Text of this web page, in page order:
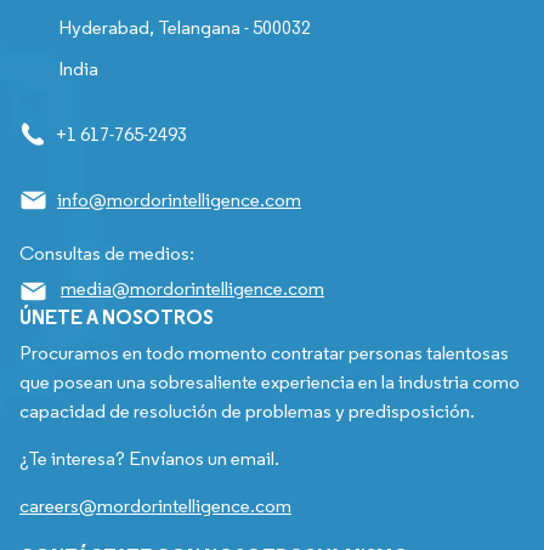
Hyderabad, Telangana - 500032
India
+1 617-765-2493
info@mordorintelligence.com
Consultas de medios:
media@mordorintelligence.com
ÚNETE A NOSOTROS
Procuramos en todo momento contratar personas talentosas
que posean una sobresaliente experiencia en la industria como
capacidad de resolución de problemas y predisposición.
¿Te interesa? Envíanos un email.
careers@mordorintelligence.com